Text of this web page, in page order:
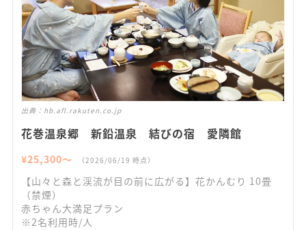
出典： hb.afl.rakuten.co.jp
花巻温泉郷 新鉛温泉 結びの宿 愛隣館
¥25,300〜 （2026/06/19 時点）
【山々と森と渓流が目の前に広がる】花かんむり 10畳
（禁煙）
赤ちゃん大満足プラン
※2名利用時/人